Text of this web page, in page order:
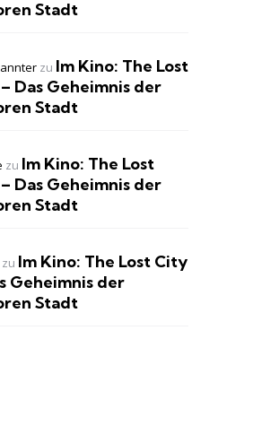
Stadt
zu Im Kino: The Lost
Das Geheimnis der
Stadt
zu Im Kino: The Lost
Das Geheimnis der
Stadt
zu Im Kino: The Lost City
Geheimnis der
Stadt